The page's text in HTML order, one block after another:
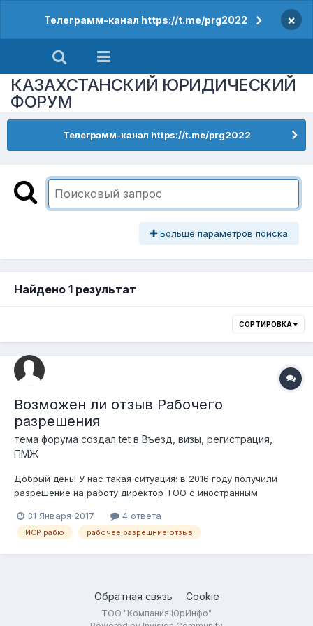
Телеграмм-канал https://t.me/prg2022 ×
КАЗАХСТАНСКИЙ ЮРИДИЧЕСКИЙ
ФОРУМ
Телеграмм-канал https://t.me/prg2022
Больше параметров поиска
Найдено 1 результат
СОРТИРОВКА
Возможен ли отзыв Рабочего
разрешения
тема форума создалtet в Въезд, визы, регистрация,
ПМЖ
Добрый день! У нас такая ситуация: в 2016 году получили
разрешение на работу директор ТОО с иностранным
Европу и приезжает один раз в 2-3 месяца. Управляет
дистанционно. Более того, его поездки никак не
31 Января 2017 4 ответа
ИСР рабю рабочее разрешние отзыв
Обратная связь Cookie
ТОО "Компания ЮрИнфо"